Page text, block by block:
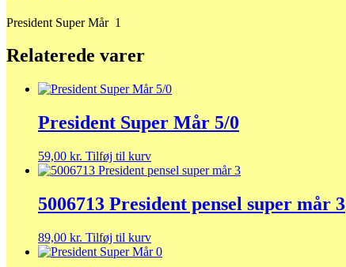
President Super Mår 1
Relaterede varer
President Super Mår 5/0
59,00 kr. Tilføj til kurv
5006713 President pensel super mår 3
89,00 kr. Tilføj til kurv